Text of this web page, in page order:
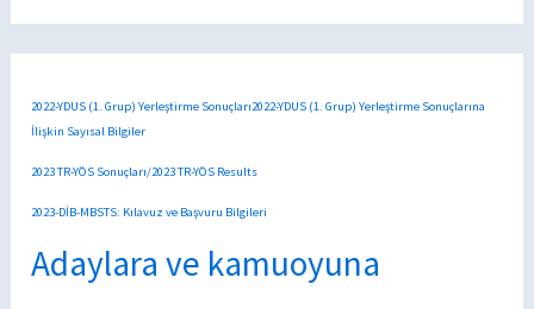
2022-YDUS (1. Grup) Yerleştirme Sonuçları2022-YDUS (1. Grup) Yerleştirme Sonuçlarına
İlişkin Sayısal Bilgiler
2023 TR-YÖS Sonuçları/2023 TR-YÖS Results
2023-DİB-MBSTS: Kılavuz ve Başvuru Bilgileri
Adaylara ve kamuoyuna